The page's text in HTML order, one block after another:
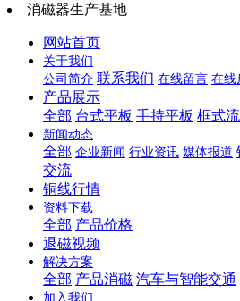
消磁器生产基地
网站首页
关于我们
公司简介 联系我们 在线留言 在线
产品展示
全部 台式平板 手持平板 框式
新闻动态
全部 企业新闻 行业资讯 媒体报道
交流
铜线行情
资料下载
全部 产品价格
退磁视频
解决方案
全部 产品消磁 汽车与智能交通
加入我们